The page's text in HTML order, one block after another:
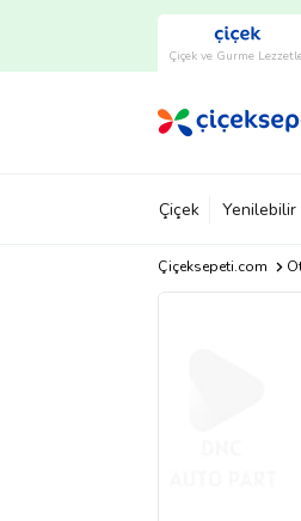
Çiçek ve Gurme
Çiçek Yenilebilir
Çiçeksepeti.com